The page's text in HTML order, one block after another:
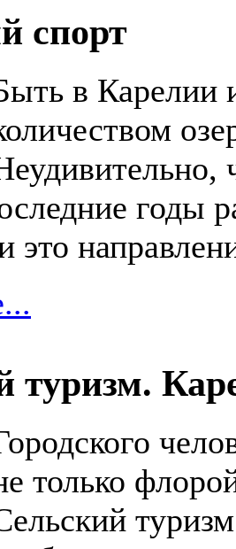
спорт
в Карелии
годы
это
туризм.
только